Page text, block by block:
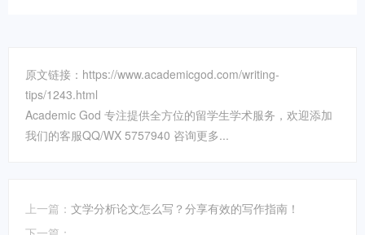
原文链接：https://www.academicgod.com/writing-
tips/1243.html
Academic God 专注提供全方位的留学生学术服务，欢迎添加
我们的客服QQ/WX 5757940 咨询更多...
上一篇： 文学分析论文怎么写？分享有效的写作指南！